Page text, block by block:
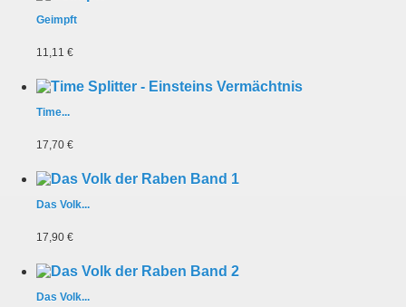
Geimpft
11,11 €
Time...
17,70 €
Das Volk...
17,90 €
Das Volk...